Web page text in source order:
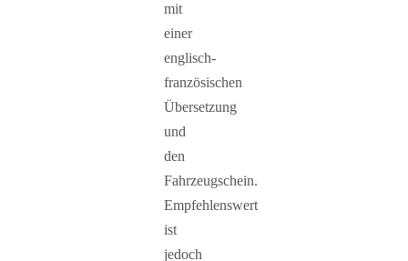
mit
einer
englisch-
französischen
Übersetzung
und
den
Fahrzeugschein.
Empfehlenswert
ist
jedoch